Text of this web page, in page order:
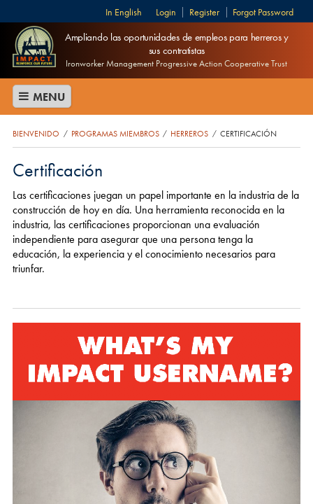
Login Register Forgot Password
English
Ampliando las oportunidades de empleos para herreros y
sus contratistas
Ironworker Management Progressive Action Cooperative Trust
MENU
BIENVENIDO / PROGRAMAS MIEMBROS / HERREROS / CERTIFICACIÓN
Certificación
Las certificaciones juegan un papel importante en la industria de la
construcción de hoy en día. Una herramienta reconocida en la
industria, las certificaciones proporcionan una evaluación
independiente para asegurar que una persona tenga la
educación, la experiencia y el conocimiento necesarios para
triunfar.